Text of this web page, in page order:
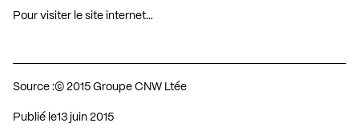
Pour visiter le site internet…
Source :© 2015 Groupe CNW Ltée
Publié le 13 juin 2015